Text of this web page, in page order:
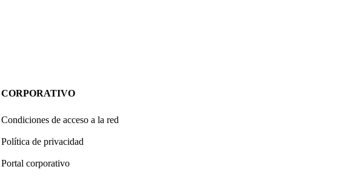
CORPORATIVO
Condiciones de acceso a la red
Política de privacidad
Portal corporativo